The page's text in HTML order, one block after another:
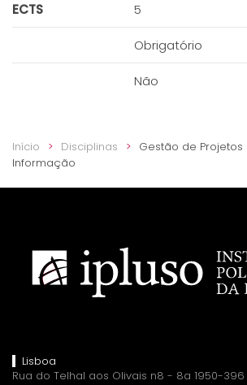
ECTS 5
Obrigatório
Não
Início Disciplinas
Gestão de
Informação
Lisboa
Rua do Telhal aos Olivais n8 - 8a 1950-396